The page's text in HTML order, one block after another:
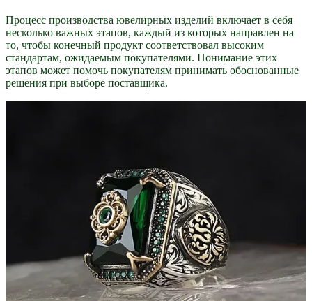
Процесс производства ювелирных изделий включает в себя
несколько важных этапов, каждый из которых направлен на
то, чтобы конечный продукт соответствовал высоким
стандартам, ожидаемым покупателями. Понимание этих
этапов может помочь покупателям принимать обоснованные
решения при выборе поставщика.